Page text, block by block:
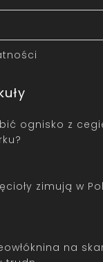
ognisko z
zimują w
na